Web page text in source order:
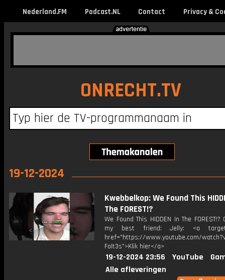
Nederland.FM Podcast.NL Contact Privacy &
ONRECHT.TV
19-12-2024
Kwebbelkop: We Found This
The FOREST!?
We Found This HIDDEN In The
my best friend: Jelly: <a
href="https://www.youtube.com/
FoIt3s">Klik hier</a>
19-12-2024 23:56 YouTube
Alle afleveringen